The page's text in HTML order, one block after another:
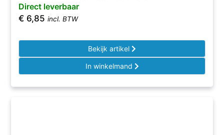
Direct leverbaar
€ 6,85 incl. BTW
Bekijk artikel
In winkelmand